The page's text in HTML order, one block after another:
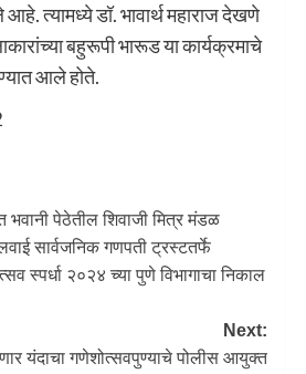
त्यामध्ये डॉ. भावार्थ महाराज देखणे
बहुरूपी भारूड या कार्यक्रमाचे
आले होते.
भवानी पेठेतील शिवाजी मित्र मंडळ
सार्वजनिक गणपती ट्रस्टतर्फे
स्पर्धा २०२४ च्या पुणे विभागाचा निकाल
Next:
यंदाचा गणेशोत्सवपुण्याचे पोलीस आयुक्त